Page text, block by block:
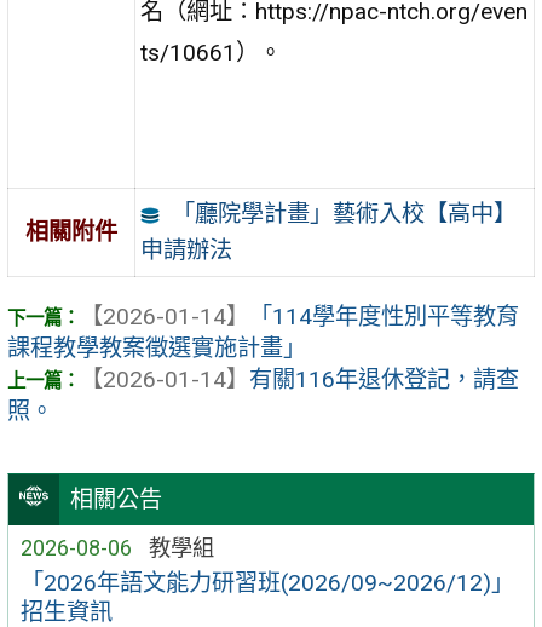
相關公告
2026-08-06 教學組
「2026年語文能力研習班(2026/09~2026/12)」
招生資訊
名（網址：https://npac-ntch.org/even
ts/10661）。
相關附件
「廳院學計畫」藝術入校【高中】
申請辦法
【2026-01-14】
「114學年度性別平等教育
課程教學教案徵選實施計畫」
【2026-01-14】 有關116年退休登記，請查
照。